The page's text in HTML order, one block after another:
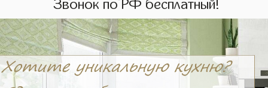
Звонок по РФ бесплатный!